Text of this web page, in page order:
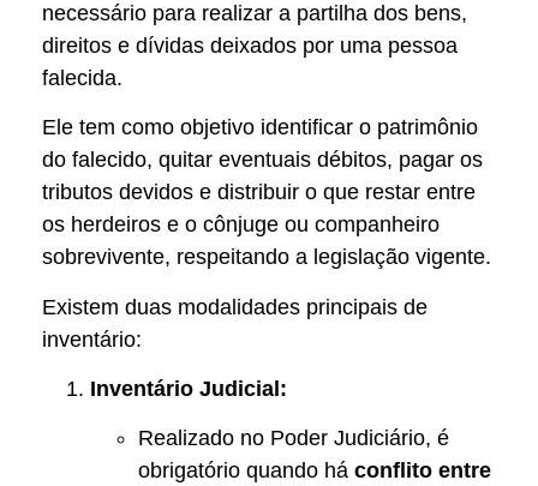
necessário para realizar a partilha dos bens,
direitos e dívidas deixados por uma pessoa
falecida.
Ele tem como objetivo identificar o patrimônio
do falecido, quitar eventuais débitos, pagar os
tributos devidos e distribuir o que restar entre
os herdeiros e o cônjuge ou companheiro
sobrevivente, respeitando a legislação vigente.
Existem duas modalidades principais de
inventário:
Inventário Judicial:
Realizado no Poder Judiciário, é
obrigatório quando há conflito entre